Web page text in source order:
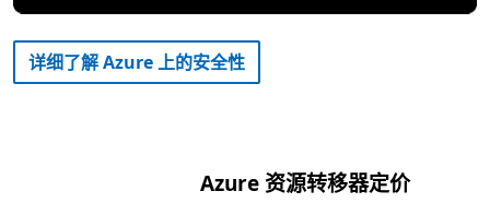
详细了解 Azure 上的安全性
Azure 资源转移器定价